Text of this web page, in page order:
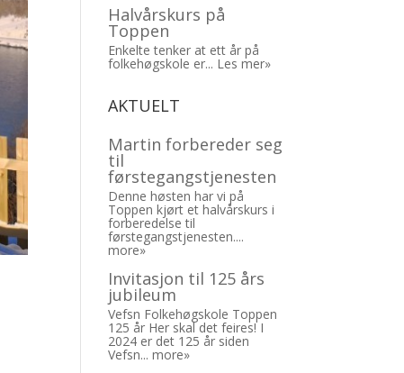
Halvårskurs på
Toppen
Enkelte tenker at ett år på
folkehøgskole er... Les mer»
AKTUELT
Martin forbereder seg
til
førstegangstjenesten
Denne høsten har vi på
Toppen kjørt et halvårskurs i
forberedelse til
førstegangstjenesten....
more»
Invitasjon til 125 års
jubileum
Vefsn Folkehøgskole Toppen
125 år Her skal det feires! I
2024 er det 125 år siden
Vefsn...more»